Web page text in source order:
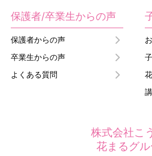
保護者/卒業生からの声
保護者からの声
卒業生からの声
よくある質問
株式会社こ
花まるグ